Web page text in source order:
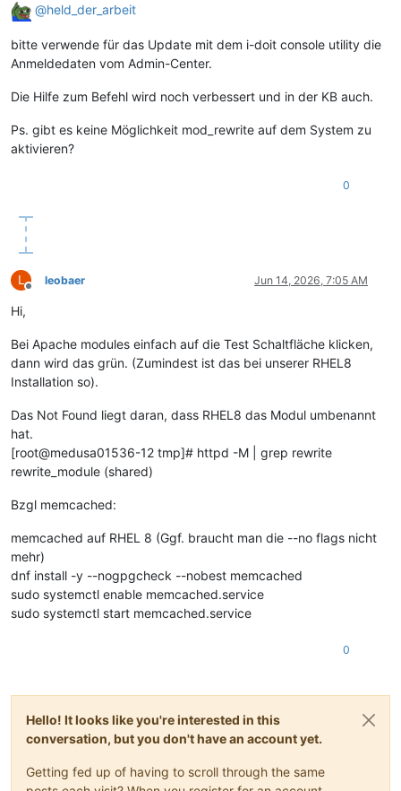
@held_der_arbeit
bitte verwende für das Update mit dem i-doit console utility die
Anmeldedaten vom Admin-Center.
Die Hilfe zum Befehl wird noch verbessert und in der KB auch.
Ps. gibt es keine Möglichkeit mod_rewrite auf dem System zu
aktivieren?
0
L
Offline
leobaer Jun 14, 2026, 7:05 AM
Hi,
Bei Apache modules einfach auf die Test Schaltfläche klicken,
dann wird das grün. (Zumindest ist das bei unserer RHEL8
Installation so).
Das Not Found liegt daran, dass RHEL8 das Modul umbenannt
hat.
[root@medusa01536-12 tmp]# httpd -M | grep rewrite
rewrite_module (shared)
Bzgl memcached:
memcached auf RHEL 8 (Ggf. braucht man die --no flags nicht
mehr)
dnf install -y --nogpgcheck --nobest memcached
sudo systemctl enable memcached.service
sudo systemctl start memcached.service
0
Hello! It looks like you're interested in this
conversation, but you don't have an account yet.
Getting fed up of having to scroll through the same